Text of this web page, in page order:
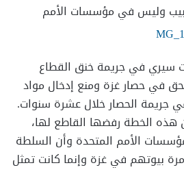
وليس في مؤسسات الأمم
سيري في جريمة خنق القطاع
في حصار غزة ومنع إدخال مواد
جريمة الحصار خلال عشرة سنوات.
هذه الخطة رفضها القاطع لها،
الأمم المتحدة وأن السلطة
بيوتهم في غزة وإنما كانت تمثل